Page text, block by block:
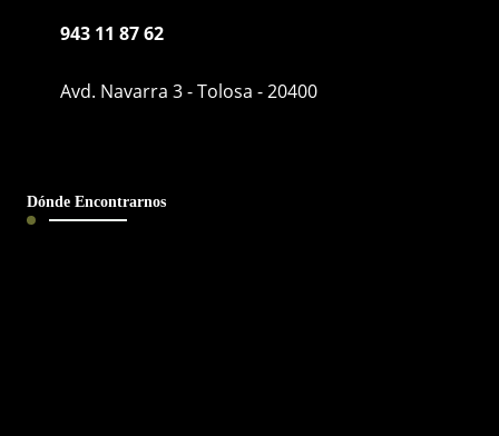
943 11 87 62
Avd. Navarra 3 - Tolosa - 20400
Dónde Encontrarnos